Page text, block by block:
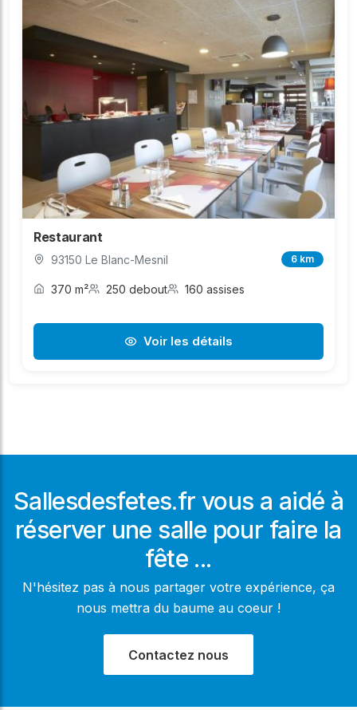
Restaurant
93150 Le Blanc-Mesnil 6 km
370 m² 250 debout 160 assises
Voir les détails
Sallesdesfetes.fr vous a aidé à
réserver une salle pour faire la
fête ...
N'hésitez pas à nous partager votre expérience, ça
nous mettra du baume au coeur !
Contactez nous